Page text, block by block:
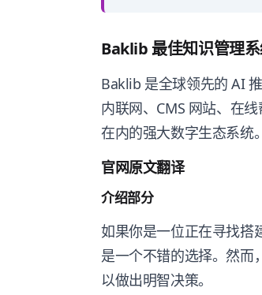
Baklib 最佳知识管理
Baklib 是全球领先的 AI
内联网、CMS 网站、在
在内的强大数字生态系
官网原文翻译
介绍部分
如果你是一位正在寻找搭
是一个不错的选择。然而
以做出明智决策。